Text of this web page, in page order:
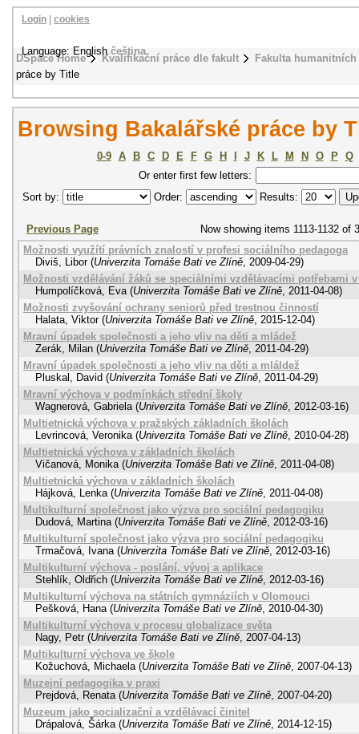
DSpace Home Kvalifikační práce dle fakult
Fakulta
práce by Title
Login cookies
Language: Englishčeština
Browsing Bakalářské práce by
0-9 A B C D E F G H J K L M N O P
Q
Or enter first few letters:
Sort by:
Order: Results:
Previous Page
Now showing items 1113-1132 of
Možnosti využítí právních znalostí v profesi sociálního pedagoga
Diviš, Libor (Univerzita Tomáše Bati ve Zlíně, 2009-04-29)
Možnosti vzdělávání žáků se speciálními vzdělávacími potřebami
Humpolíčková, Eva (Univerzita Tomáše Bati ve Zlíně, 2011-04-08)
Možnosti zvyšování ochrany seniorů před trestnou činností
Halata, Viktor (Univerzita Tomáše Bati ve Zlíně, 2015-12-04)
Mravní úpadek společnosti a jeho vliv na děti a mládež
Zerák, Milan (Univerzita Tomáše Bati ve Zlíně, 2011-04-29)
Mravní úpadek společnosti a jeho vliv na děti a mláldež
Pluskal, David (Univerzita Tomáše Bati ve Zlíně, 2011-04-29)
Mravní výchova v podmínkách střední školy
Wagnerová, Gabriela (Univerzita Tomáše Bati ve Zlíně, 2012-03-16)
Multietnická výchova v pražských základních školách
Levrincová, Veronika (Univerzita Tomáše Bati ve Zlíně, 2010-04-28)
Multietnická výchova v základních školách
Vičanová, Monika (Univerzita Tomáše Bati ve Zlíně, 2011-04-08)
Multietnická výchova v základních školách
Hájková, Lenka (Univerzita Tomáše Bati ve Zlíně, 2011-04-08)
Multikulturní společnost jako výzva pro sociální pedagogiku
Dudová, Martina (Univerzita Tomáše Bati ve Zlíně, 2012-03-16)
Multikulturní společnost jako výzva pro sociální pedagogiku
Trmačová, Ivana (Univerzita Tomáše Bati ve Zlíně, 2012-03-16)
Multikulturní výchova - poslání, vývoj a aplikace
Stehlík, Oldřich (Univerzita Tomáše Bati ve Zlíně, 2012-03-16)
Multikulturní výchova na státních gymnáziích v Olomouci
Pešková, Hana (Univerzita Tomáše Bati ve Zlíně, 2010-04-30)
Multikulturní výchova v procesu globalizace světa
Nagy, Petr (Univerzita Tomáše Bati ve Zlíně, 2007-04-13)
Multikulturní výchova ve škole
Kožuchová, Michaela (Univerzita Tomáše Bati ve Zlíně, 2007-04-13)
Muzejní pedagogika v praxi
Prejdová, Renata (Univerzita Tomáše Bati ve Zlíně, 2007-04-20)
Muzeum jako socializační a vzdělávací činitel
Drápalová, Šárka (Univerzita Tomáše Bati ve Zlíně, 2014-12-15)